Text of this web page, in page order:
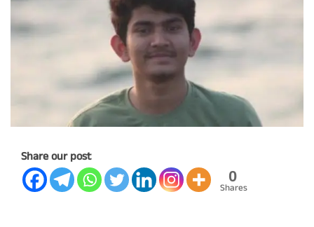
Share our post
0
Shares